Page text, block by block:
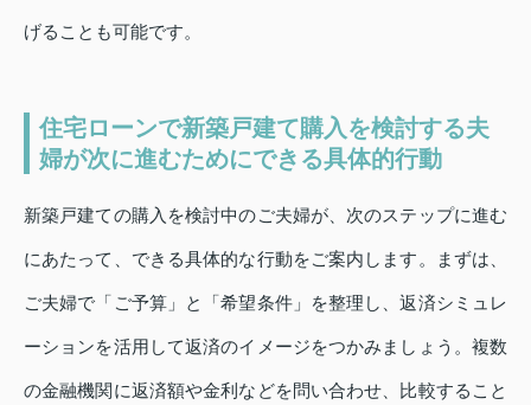
げることも可能です。
住宅ローンで新築戸建て購入を検討する夫
婦が次に進むためにできる具体的行動
新築戸建ての購入を検討中のご夫婦が、次のステップに進む
にあたって、できる具体的な行動をご案内します。まずは、
ご夫婦で「ご予算」と「希望条件」を整理し、返済シミュレ
ーションを活用して返済のイメージをつかみましょう。複数
の金融機関に返済額や金利などを問い合わせ、比較すること